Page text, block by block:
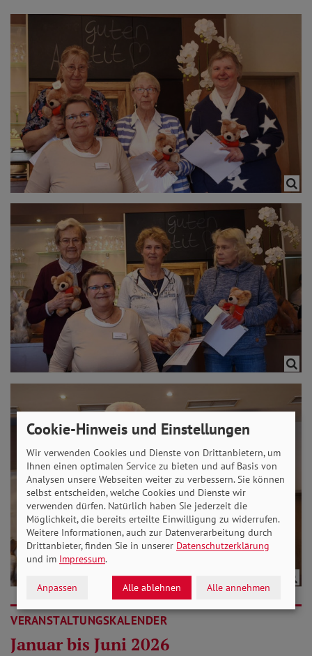
VERANSTALTUNGSKALENDER
Januar bis Juni 2026
Cookie-Hinweis und Einstellungen
Wir verwenden Cookies und Dienste von Drittanbietern, um
Ihnen einen optimalen Service zu bieten und auf Basis von
Analysen unsere Webseiten weiter zu verbessern. Sie können
selbst entscheiden, welche Cookies und Dienste wir
verwenden dürfen. Natürlich haben Sie jederzeit die
Möglichkeit, die bereits erteilte Einwilligung zu widerrufen.
Weitere Informationen, auch zur Datenverarbeitung durch
Drittanbieter, finden Sie in unserer Datenschutzerklärung
und im Impressum.
Anpassen Alle ablehnen Alle annehmen